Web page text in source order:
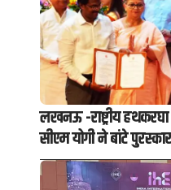
लखनऊ -राष्ट्रीय
सीएम योगी ने बांटे